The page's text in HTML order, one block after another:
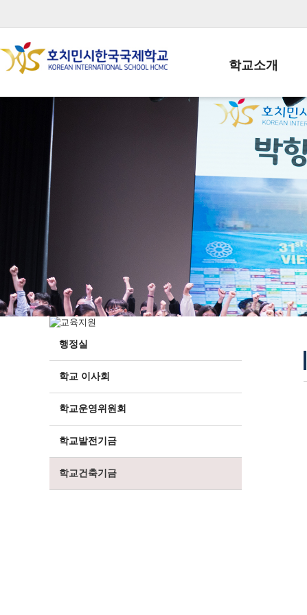
학교소개
학교장인사말
학교상징
학교연혁
교직원현황
학생현황
위치/전화
전경사진
행정실
학교 이사회
학교운영위원회
학교발전기금
학교건축기금